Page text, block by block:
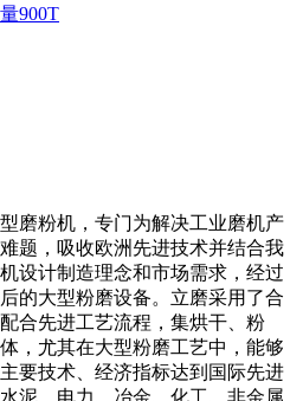
900T
磨粉机，专门为解决工业磨机产
题，吸收欧洲先进技术并结合我
设计制造理念和市场需求，经过
的大型粉磨设备。立磨采用了合
合先进工艺流程，集烘干、粉
，尤其在大型粉磨工艺中，能够
要技术、经济指标达到国际先进
泥、电力、冶金、化工、非金属